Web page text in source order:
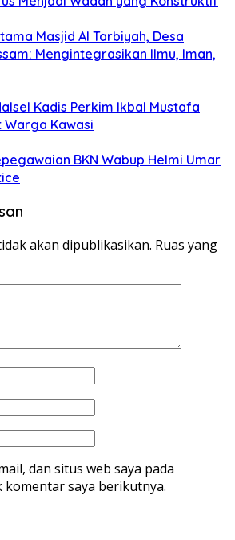
Masjid Al Tarbiyah, Desa
Mengintegrasikan Ilmu, Iman,
Kadis Perkim Ikbal Mustafa
Kawasi
BKN Wabup Helmi Umar
akan dipublikasikan. Ruas yang
dan situs web saya pada
saya berikutnya.